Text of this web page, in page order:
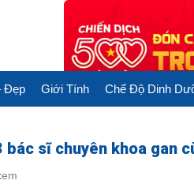
Đẹp Giới Tính Chế Độ Dinh
bác sĩ chuyên khoa gan